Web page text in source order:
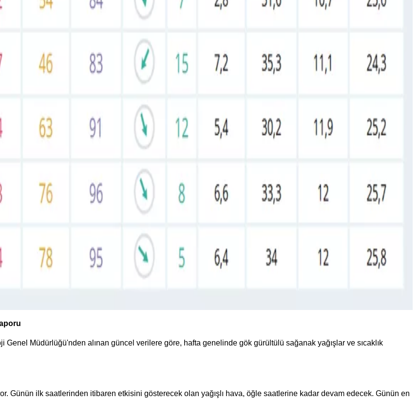
Müdürlüğü'nden alınan güncel verilere göre, hafta genelinde gök gürültülü sağanak yağışlar ve sıcaklık
Günün ilk saatlerinden itibaren etkisini gösterecek olan yağışlı hava, öğle saatlerine kadar devam edecek. Günün en